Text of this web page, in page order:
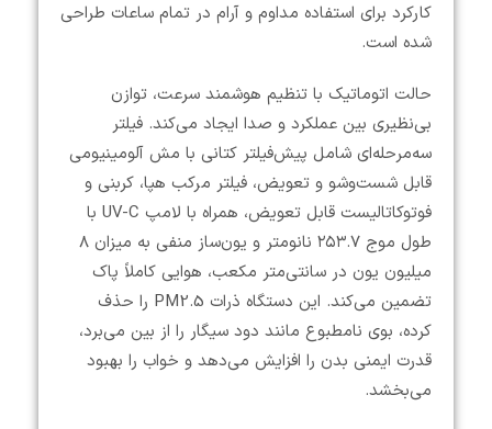
کارکرد برای استفاده مداوم و آرام در تمام ساعات طراحی
شده است.
حالت اتوماتیک با تنظیم هوشمند سرعت، توازن
بی‌نظیری بین عملکرد و صدا ایجاد می‌کند. فیلتر
سه‌مرحله‌ای شامل پیش‌فیلتر کتانی با مش آلومینیومی
قابل شست‌وشو و تعویض، فیلتر مرکب هپا، کربنی و
فوتوکاتالیست قابل تعویض، همراه با لامپ UV-C با
طول موج ۲۵۳.۷ نانومتر و یون‌ساز منفی به میزان ۸
میلیون یون در سانتی‌متر مکعب، هوایی کاملاً پاک
تضمین می‌کند. این دستگاه ذرات PM2.5 را حذف
کرده، بوی نامطبوع مانند دود سیگار را از بین می‌برد،
قدرت ایمنی بدن را افزایش می‌دهد و خواب را بهبود
می‌بخشد.